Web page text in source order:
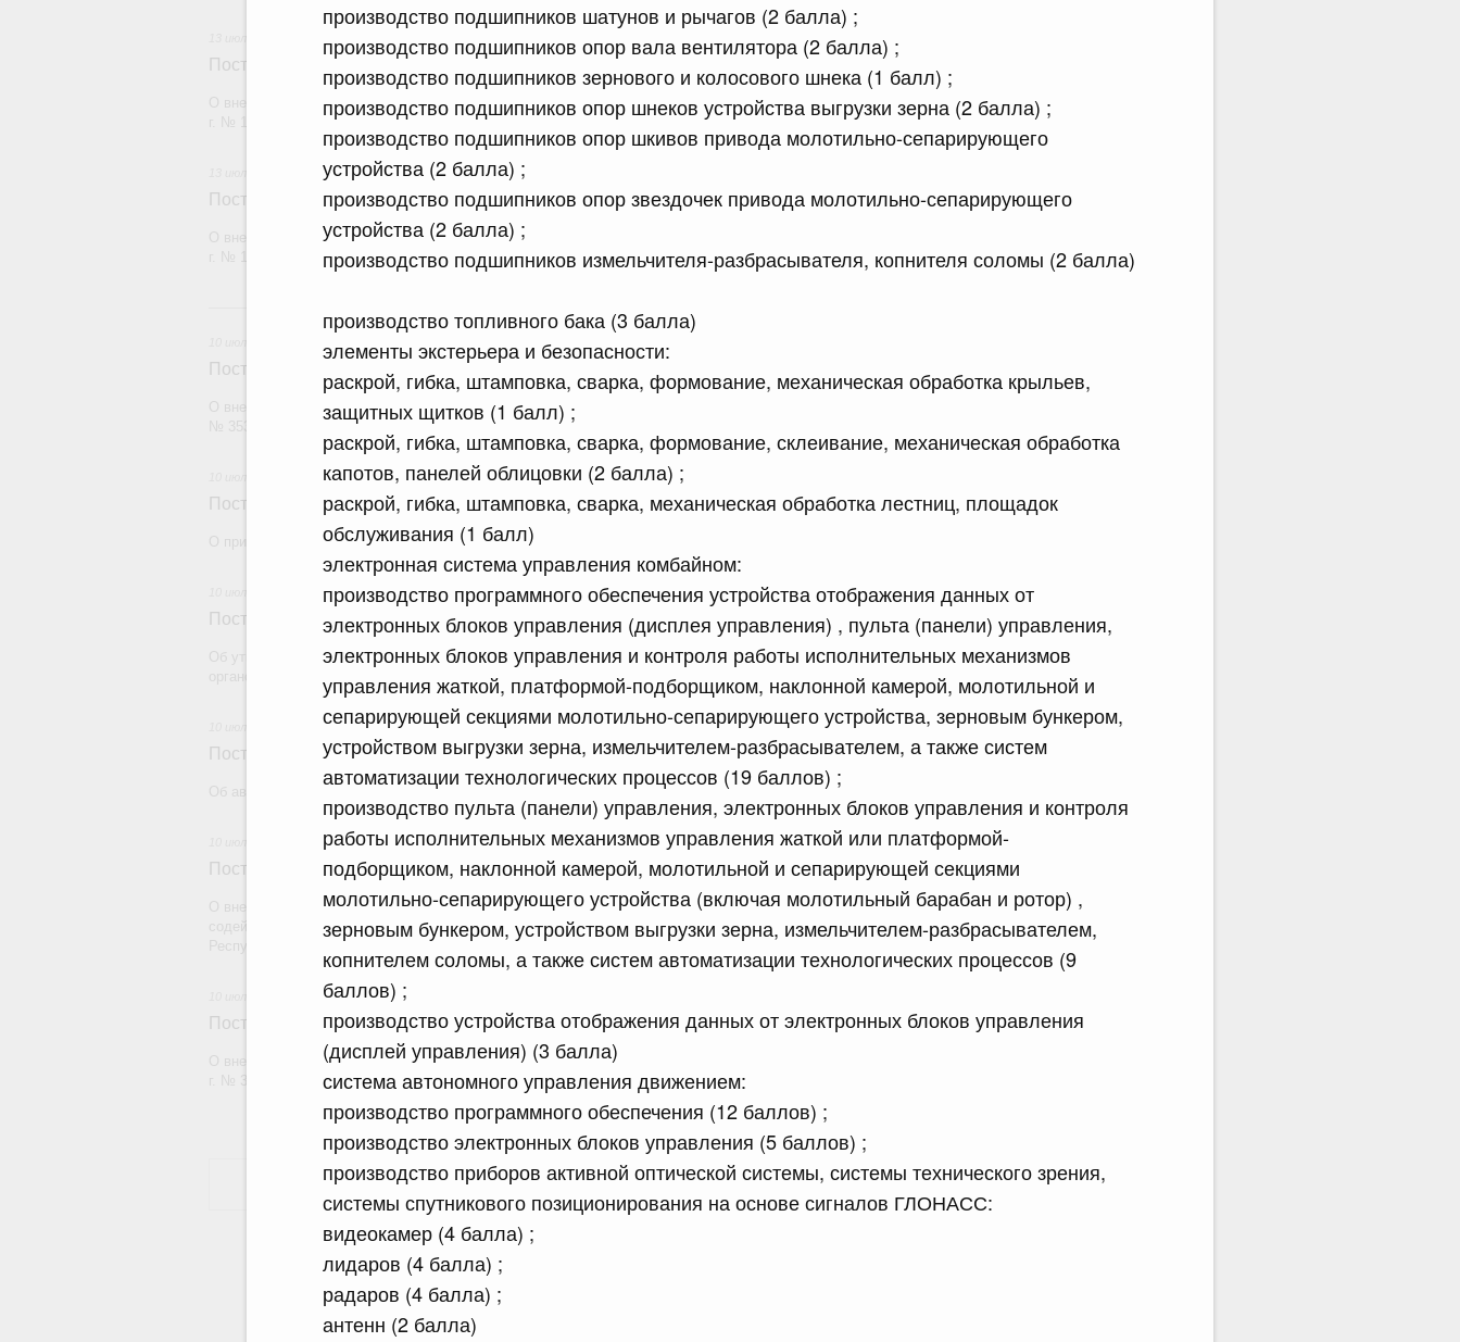
производство подшипников шатунов и рычагов (2 балла) ;
производство подшипников опор вала вентилятора (2 балла) ;
производство подшипников зернового и колосового шнека (1 балл) ;
производство подшипников опор шнеков устройства выгрузки зерна (2 балла) ;
производство подшипников опор шкивов привода молотильно-сепарирующего
устройства (2 балла) ;
производство подшипников опор звездочек привода молотильно-сепарирующего
устройства (2 балла) ;
производство подшипников измельчителя-разбрасывателя, копнителя соломы (2 балла)
производство топливного бака (3 балла)
элементы экстерьера и безопасности:
раскрой, гибка, штамповка, сварка, формование, механическая обработка крыльев,
защитных щитков (1 балл) ;
раскрой, гибка, штамповка, сварка, формование, склеивание, механическая обработка
капотов, панелей облицовки (2 балла) ;
раскрой, гибка, штамповка, сварка, механическая обработка лестниц, площадок
обслуживания (1 балл)
электронная система управления комбайном:
производство программного обеспечения устройства отображения данных от
электронных блоков управления (дисплея управления) , пульта (панели) управления,
электронных блоков управления и контроля работы исполнительных механизмов
управления жаткой, платформой-подборщиком, наклонной камерой, молотильной и
сепарирующей секциями молотильно-сепарирующего устройства, зерновым бункером,
устройством выгрузки зерна, измельчителем-разбрасывателем, а также систем
автоматизации технологических процессов (19 баллов) ;
производство пульта (панели) управления, электронных блоков управления и контроля
работы исполнительных механизмов управления жаткой или платформой-
подборщиком, наклонной камерой, молотильной и сепарирующей секциями
молотильно-сепарирующего устройства (включая молотильный барабан и ротор) ,
зерновым бункером, устройством выгрузки зерна, измельчителем-разбрасывателем,
копнителем соломы, а также систем автоматизации технологических процессов (9
баллов) ;
производство устройства отображения данных от электронных блоков управления
(дисплей управления) (3 балла)
система автономного управления движением:
производство программного обеспечения (12 баллов) ;
производство электронных блоков управления (5 баллов) ;
производство приборов активной оптической системы, системы технического зрения,
системы спутникового позиционирования на основе сигналов ГЛОНАСС:
видеокамер (4 балла) ;
лидаров (4 балла) ;
радаров (4 балла) ;
антенн (2 балла)
Постановление Правительства Российской Федерации от 13.07.2026 г. № 886
О внесении изменений в постановление Правительства Российской Федерации от 10 октября 2020
Постановление Правительства Российской Федерации от 13.07.2026 г. № 885
О внесении изменений в постановление Правительства Российской Федерации от 14 ноября 2023
10 июля, пятница
Постановление Правительства Российской Федерации от 10.07.2026 г. № 867
О внесении изменений в постановление Правительства Российской Федерации от 12 марта 2022 г.
Постановление Правительства Российской Федерации от 10.07.2026 г. № 868
О признании утратившими силу некоторых актов Правительства Российской Федерации
Постановление Правительства Российской Федерации от 10.07.2026 г. № 871
Об утверждении требований к специальным оперативно-служебным транспортным средствам
органов федеральной службы безопасности для перевозки лиц, находящихся под стражей
Постановление Правительства Российской Федерации от 10.07.2026 г. № 869
Об авансировании государственного контракта
Постановление Правительства Российской Федерации от 10.07.2026 г. № 873
О внесении на ратификацию Соглашения между Российской Федерацией и Республикой Абхазия о
содействии реализации Государственной программы социально-экономического развития
Республики Абхазия на 2026 - 2030 годы
Постановление Правительства Российской Федерации от 10.07.2026 г. № 870
О внесении изменений в постановление Правительства Российской Федерации от 30 апреля 2009
Показать еще